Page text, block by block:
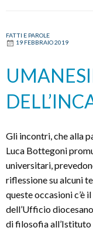
FATTI E PAROLE
19 FEBBRAIO 2019
Gli incontri, che alla
Luca Bottegoni
universitari,
riflessione su alcuni
queste occasioni c’è
dell’Ufficio
di filosofia